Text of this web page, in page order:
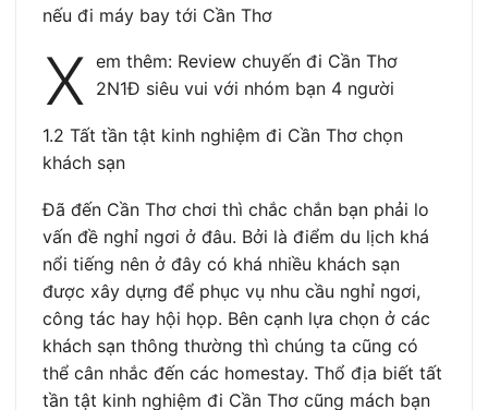
nếu đi máy bay tới Cần Thơ
X em thêm: Review chuyến đi Cần Thơ
2N1Đ siêu vui với nhóm bạn 4 người
1.2 Tất tần tật kinh nghiệm đi Cần Thơ chọn
khách sạn
Đã đến Cần Thơ chơi thì chắc chắn bạn phải lo
vấn đề nghỉ ngơi ở đâu. Bởi là điểm du lịch khá
nổi tiếng nên ở đây có khá nhiều khách sạn
được xây dựng để phục vụ nhu cầu nghỉ ngơi,
công tác hay hội họp. Bên cạnh lựa chọn ở các
khách sạn thông thường thì chúng ta cũng có
thể cân nhắc đến các homestay. Thổ địa biết tất
tần tật kinh nghiệm đi Cần Thơ cũng mách bạn